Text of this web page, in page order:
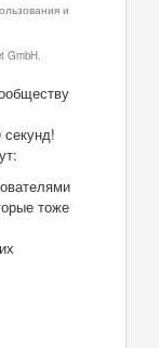
и
GmbH.
секунд!
тоже